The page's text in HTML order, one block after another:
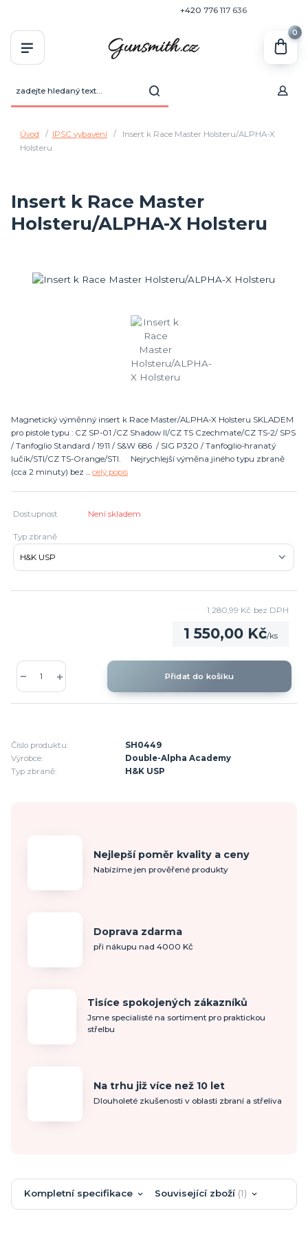
+420 776 117 636
0
Úvod IPSC vybavení
Insert k Race Master Holsteru/ALPHA-X
Holsteru
Insert k Race Master
Holsteru/ALPHA-X Holsteru
Magnetický výměnný insert k Race Master/ALPHA-X Holsteru SKLADEM
pro pistole typu : CZ SP-01 /CZ Shadow II/CZ TS Czechmate/CZ TS-2/ SPS
/ Tanfoglio Standard / 1911 / S&W 686 / SIG P320 / Tanfoglio-hranatý
lučík/STI/CZ TS-Orange/STI. Nejrychlejší výměna jiného typu zbraně
(cca 2 minuty) bez ... celý popis
Dostupnost Není skladem
Typ zbraně
1 550,00 Kč/ks
1 280,99 Kč bez DPH
Přidat do košíku
Číslo produktu:
SH0449
Výrobce:
Double-Alpha Academy
Typ zbraně:
H&K USP
Nejlepší poměr kvality a ceny
Nabízíme jen prověřené produkty
Doprava zdarma
při nákupu nad 4000 Kč
Tisíce spokojených zákazníků
Jsme specialisté na sortiment pro praktickou
střelbu
Na trhu již více než 10 let
Dlouholeté zkušenosti v oblasti zbraní a střeliva
Kompletní specifikace Související zboží 1